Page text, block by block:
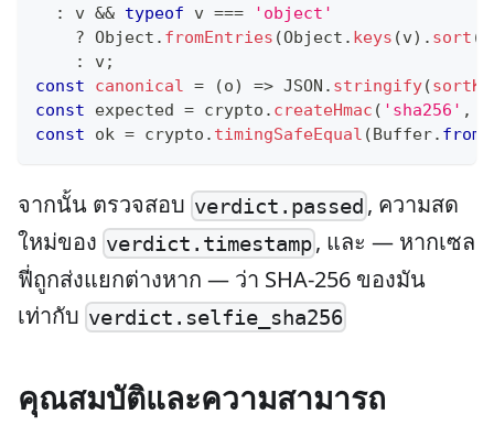
:
v && typeof v ===
'object'
? Object . fromEntries (Object . keys (v) . sort (
:
v;
const
canonical = (o) => JSON . stringify(
const expected = crypto . createHmac ( 'sha256' ,
const ok = crypto . timingSafeEqual (Buffer. from
จากนั้น ตรวจสอบ verdict.passed , ความสด
ใหม่ของ verdict.timestamp, และ — หากเซล
ฟี่ถูกส่งแยกต่างหาก — ว่า SHA-256 ของมัน
เท่ากับ verdict.selfie_sha256
คุณสมบัติและความสามารถ